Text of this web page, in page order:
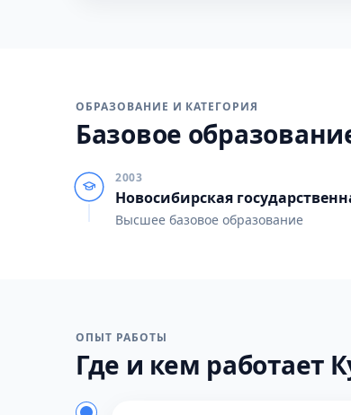
ОБРАЗОВАНИЕ И КАТЕГОРИЯ
Базовое
2003
Новосибирская
Высшее базовое образование
ОПЫТ РАБОТЫ
Где и кем работает